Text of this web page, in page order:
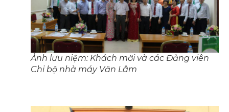
Ảnh lưu niệm: Khách mời và các Đảng viên
Chi bộ nhà máy Văn Lâm